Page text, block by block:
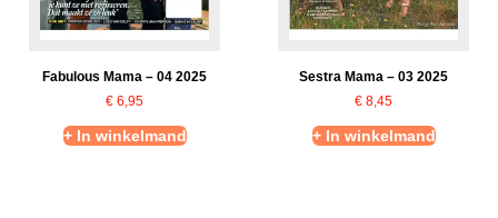
Fabulous Mama – 04 2025
€ 6,95
+ In winkelmand
Sestra Mama – 03 2025
€ 8,45
+ In winkelmand